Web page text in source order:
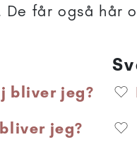
De får også hår
bliver jeg?
jeg?